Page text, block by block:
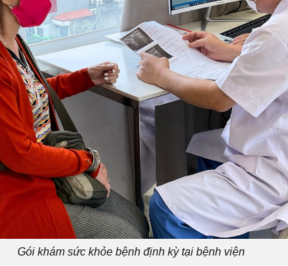
Gói khám sức khỏe bệnh định kỳ tại bệnh viện